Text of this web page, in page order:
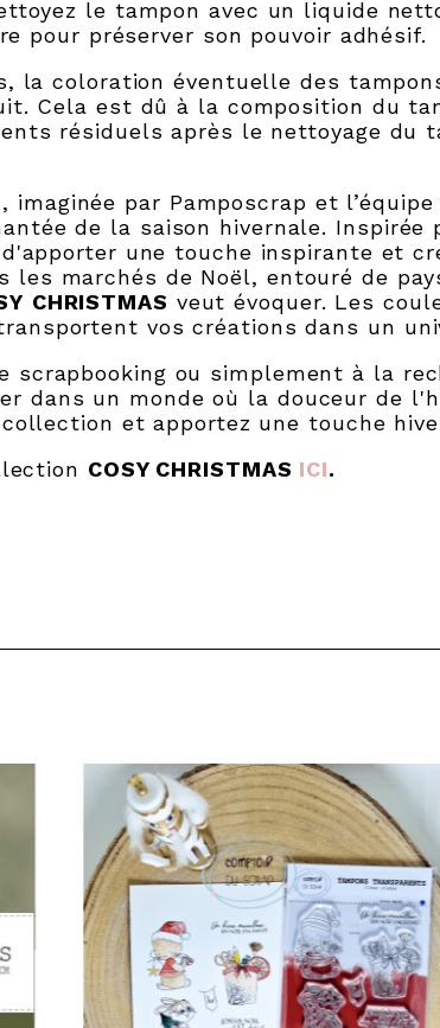
le tampon avec un liquide
pour préserver son pouvoir adhésif.
la coloration éventuelle des
Cela est dû à la composition du
résiduels après le nettoyage du
, imaginée par Pamposcrap et
de la saison hivernale.
une touche inspirante et
les marchés de Noël, entouré de
CHRISTMAS veut évoquer. Les
vos créations dans un
scrapbooking ou simplement à la
dans un monde où la douceur de
et apportez une touche
COSY CHRISTMAS ICI.